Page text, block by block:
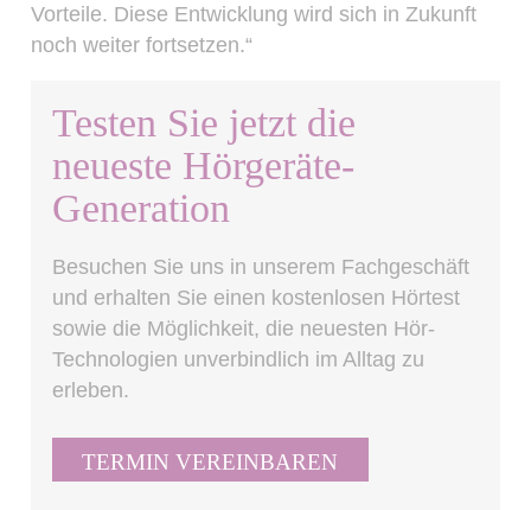
Vorteile. Diese Entwicklung wird sich in Zukunft
noch weiter fortsetzen.“
Testen Sie jetzt die
neueste Hörgeräte-
Generation
Besuchen Sie uns in unserem Fachgeschäft
und erhalten Sie einen kostenlosen Hörtest
sowie die Möglichkeit, die neuesten Hör-
Technologien unverbindlich im Alltag zu
erleben.
TERMIN VEREINBAREN